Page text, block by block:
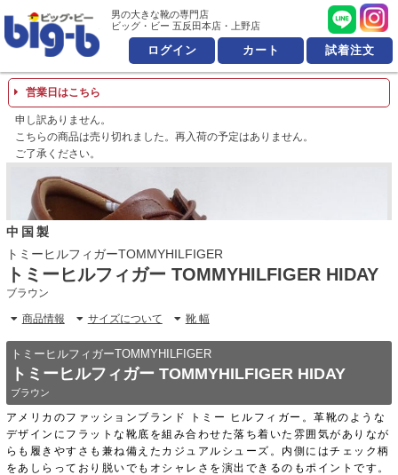
男の大きな靴の専門店 ビッ
男の大きな靴の専門店
ビッグ・ビー 五反田本店・上野店
ログイン カート 試着注文
営業日はこちら
中国製
トミーヒルフィガーTOMMYHILFIGER
トミーヒルフィガー TOMMYHILFIGER HIDAY
ブラウン
商品情報 サイズについて 靴 幅
アメリカのファッションブランド トミー ヒルフィガー。革靴のような
デザインにフラットな靴底を組み合わせた落ち着いた雰囲気がありなが
らも履きやすさも兼ね備えたカジュアルシューズ。内側にはチェック柄
をあしらっており脱いでもオシャレさを演出できるのもポイントです。
トミーヒルフィガーTOMMYHILFIGER
トミーヒルフィガー TOMMYHILFIGER HIDAY
ブラウン
申し訳ありません。
こちらの商品は売り切れました。再入荷の予定はありません。
ご了承ください。